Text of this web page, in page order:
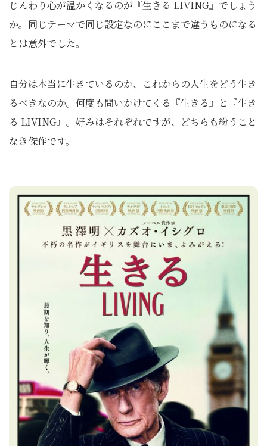
じんわり心が温かくなるのが『生きる LIVING』でしょう
か。同じテーマで同じ設定なのにここまで違うものになる
とは意外でした。
自分は本当に生きているのか、これからの人生をどう生き
るべきなのか。何度も問いかけてくる『生きる』と『生き
る LIVING』。好みはそれぞれですが、どちらも紛うこと
なき傑作です。